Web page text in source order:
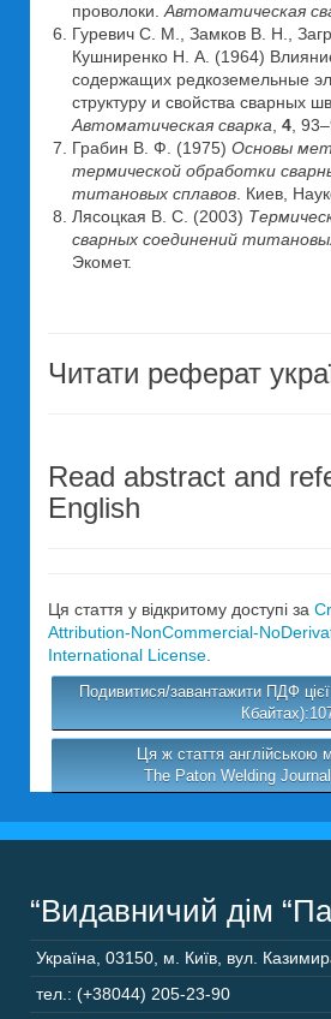
проволоки. Автоматическая
Гуревич С. М., Замков В. Н.,
Кушниренко Н. А. (1964)
содержащих редкоземельные
структуру и свойства сварных
Автоматическая сварка 4 ,
Грабин В. Ф. (1975) Основы
термической обработки
титановых сплавов . Киев,
Лясоцкая В. С. (2003)
сварных соединений
Экомет.
Читати реферат
Read abstract and
English
Ця стаття у відкритому доступі за
Attribution-NonCommercial-
International License
Подивитися/завантажити ПДФ
Ця ж стаття англійською
The Paton Welding
“Видавничий дім
Україна 03150 м. Київ, вул.
тел.: (+38044) 205-23-90